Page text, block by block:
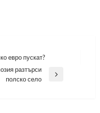
евро пускат?
разтърси
полско село